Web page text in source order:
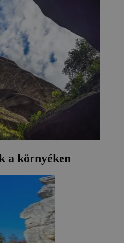
a környéken